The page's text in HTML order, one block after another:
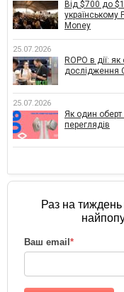
Від $700 до
українському
Money
25.07.2026
ROPO в дії:
дослідження
25.07.2026
Як один
переглядів
Раз на
Ваш email*